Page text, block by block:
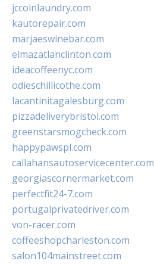
jccoinlaundry.com
kautorepair.com
marjaeswinebar.com
elmazatlanclinton.com
ideacoffeenyc.com
odieschillicothe.com
lacantinitagalesburg.com
pizzadeliverybristol.com
greenstarsmogcheck.com
happypawspl.com
callahansautoservicecenter.com
georgiascornermarket.com
perfectfit24-7.com
portugalprivatedriver.com
von-racer.com
coffeeshopcharleston.com
salon104mainstreet.com